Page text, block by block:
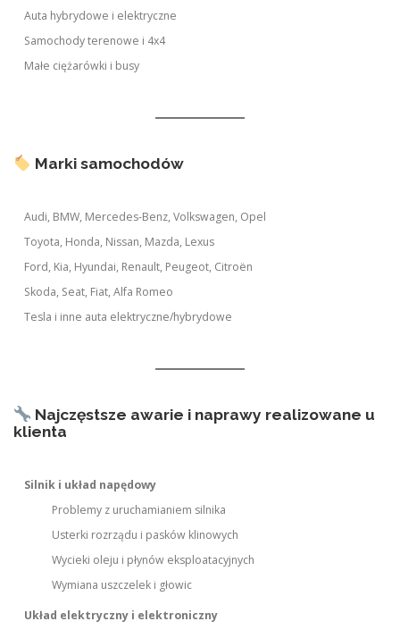
Auta hybrydowe i elektryczne
Samochody terenowe i 4x4
Małe ciężarówki i busy
Marki samochodów
Audi, BMW, Mercedes-Benz, Volkswagen, Opel
Toyota, Honda, Nissan, Mazda, Lexus
Ford, Kia, Hyundai, Renault, Peugeot, Citroën
Skoda, Seat, Fiat, Alfa Romeo
Tesla i inne auta elektryczne/hybrydowe
Najczęstsze awarie i naprawy realizowane u
klienta
Silnik i układ napędowy
Problemy z uruchamianiem silnika
Usterki rozrządu i pasków klinowych
Wycieki oleju i płynów eksploatacyjnych
Wymiana uszczelek i głowic
Układ elektryczny i elektroniczny